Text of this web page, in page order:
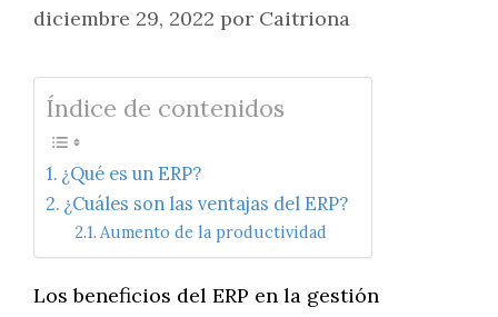
diciembre 29, 2022 por Caitriona
Índice de contenidos
¿Qué es un ERP?
¿Cuáles son las ventajas del ERP?
Aumento de la productividad
Los beneficios del ERP en la gestión